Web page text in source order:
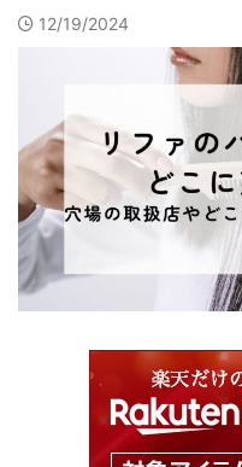
12/19/2024